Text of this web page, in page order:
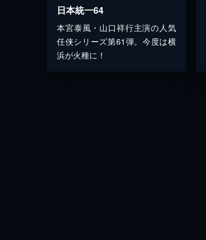
日本統一64
本宮泰風・山口祥行主演の人気
任侠シリーズ第61弾。今度は横
浜が火種に！